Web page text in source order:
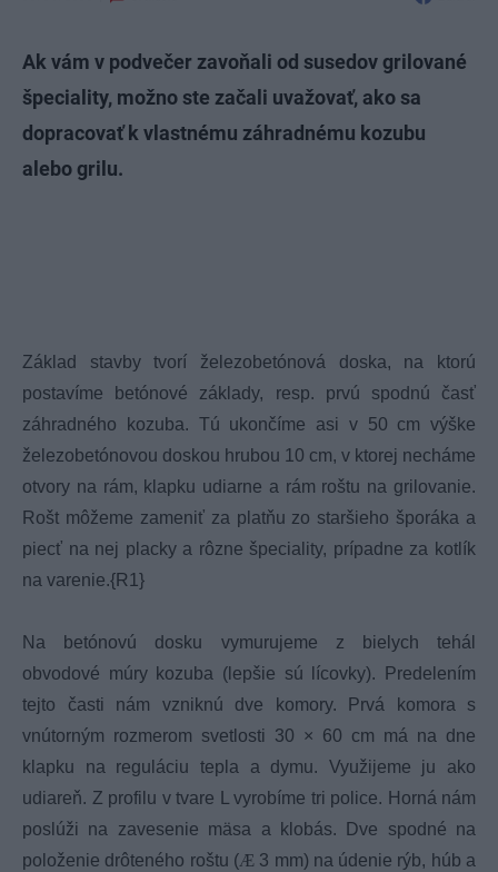
Ak vám v podvečer zavoňali od susedov grilované
špeciality, možno ste začali uvažovať, ako sa
dopracovať k vlastnému záhradnému kozubu
alebo grilu.
Základ stavby tvorí železobetónová doska, na ktorú
postavíme betónové základy, resp. prvú spodnú časť
záhradného kozuba. Tú ukončíme asi v 50 cm výške
železobetónovou doskou hrubou 10 cm, v ktorej necháme
otvory na rám, klapku udiarne a rám roštu na grilovanie.
Rošt môžeme zameniť za platňu zo staršieho šporáka a
piecť na nej placky a rôzne špeciality, prípadne za kotlík
na varenie.{R1}
Na betónovú dosku vymurujeme z bielych tehál
obvodové múry kozuba (lepšie sú lícovky). Predelením
tejto časti nám vzniknú dve komory. Prvá komora s
vnútorným rozmerom svetlosti 30 × 60 cm má na dne
klapku na reguláciu tepla a dymu. Využijeme ju ako
udiareň. Z profilu v tvare L vyrobíme tri police. Horná nám
poslúži na zavesenie mäsa a klobás. Dve spodné na
položenie drôteného roštu (Æ 3 mm) na údenie rýb, húb a